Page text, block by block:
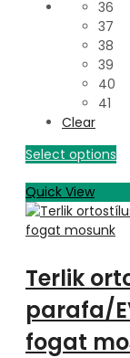
36
37
38
39
40
41
Clear
Select options
Quick View
Terlik
parafa/
fogat